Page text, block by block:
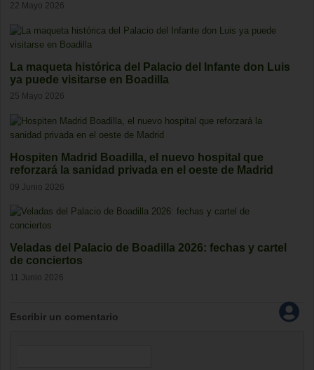
22 Mayo 2026
La maqueta histórica del Palacio del Infante don Luis
ya puede visitarse en Boadilla
25 Mayo 2026
Hospiten Madrid Boadilla, el nuevo hospital que
reforzará la sanidad privada en el oeste de Madrid
09 Junio 2026
Veladas del Palacio de Boadilla 2026: fechas y cartel
de conciertos
11 Junio 2026
Escribir un comentario